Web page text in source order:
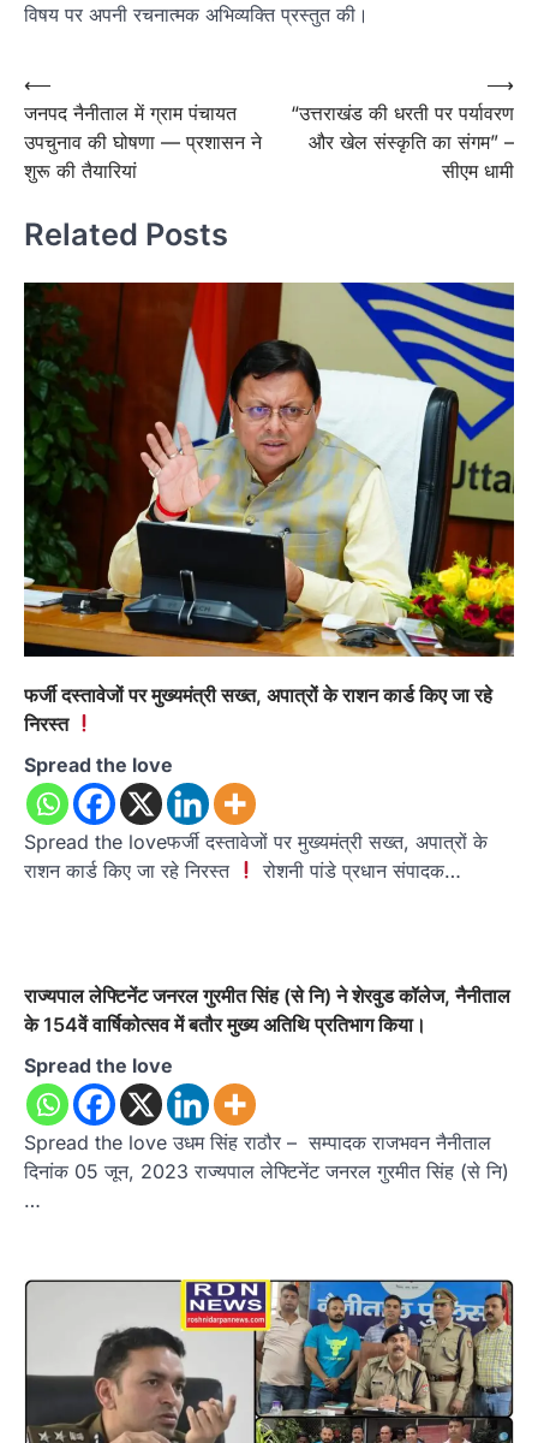
विषय पर अपनी रचनात्मक अभिव्यक्ति प्रस्तुत की।
Post
navigation
⟵
जनपद नैनीताल में ग्राम पंचायत
उपचुनाव की घोषणा — प्रशासन ने
शुरू की तैयारियां
“उत्तराखंड की धरती पर पर्यावरण
और खेल संस्कृति का संगम” –
सीएम धामी
⟶
Related Posts
फर्जी दस्तावेजों पर मुख्यमंत्री सख्त, अपात्रों के राशन कार्ड किए जा रहे
निरस्त
Spread the love
Spread the loveफर्जी दस्तावेजों पर मुख्यमंत्री सख्त, अपात्रों के
राशन कार्ड किए जा रहे निरस्त
रोशनी पांडे प्रधान संपादक…
राज्यपाल लेफ्टिनेंट जनरल गुरमीत सिंह (से नि) ने शेरवुड कॉलेज, नैनीताल
के 154वें वार्षिकोत्सव में बतौर मुख्य अतिथि प्रतिभाग किया।
Spread the love
Spread the love उधम सिंह राठौर – सम्पादक राजभवन नैनीताल
दिनांक 05 जून, 2023 राज्यपाल लेफ्टिनेंट जनरल गुरमीत सिंह (से नि)
…